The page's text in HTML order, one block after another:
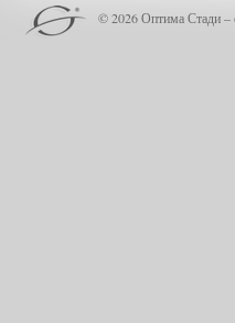
© 2026 Оптима Стади –